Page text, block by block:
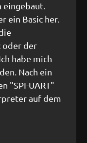
eingebaut.
ein Basic her.
oder der
habe mich
Nach ein
"SPI-UART"
auf dem